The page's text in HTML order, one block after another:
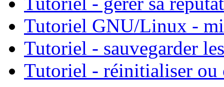
Tutoriel GNU/Linux -
Tutoriel - sauvegarder
Tutoriel - réinitialiser ou